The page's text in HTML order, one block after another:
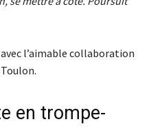
l’aimable collaboration
en trompe-